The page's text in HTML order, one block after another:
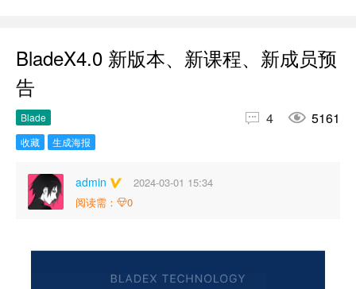
BladeX4.0 新版本、新课程、新成员预
告
Blade
收藏
生成海报
 4  5161
admin
2024-03-01 15:34
阅读需：
0